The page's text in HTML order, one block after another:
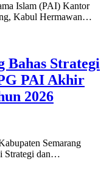
Islam (PAI) Kantor
Kabul Hermawan…
Bahas Strategi
PAI Akhir
2026
Semarang
Strategi dan…